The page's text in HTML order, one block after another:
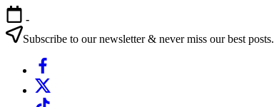
Skip
to
content
-
Subscribe to our newsletter & never miss our best posts.
Facebook
X
TikTok